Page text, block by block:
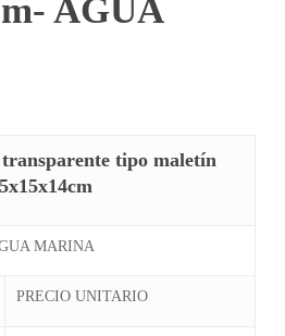
AGUA
tipo maletín
MARINA
PRECIO UNITARIO